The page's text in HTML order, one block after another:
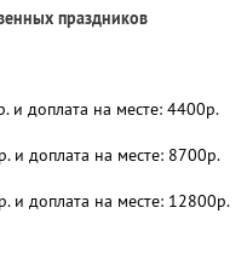
праздников
и доплата на месте: 4400р.
и доплата на месте: 8700р.
и доплата на месте: 12800р.